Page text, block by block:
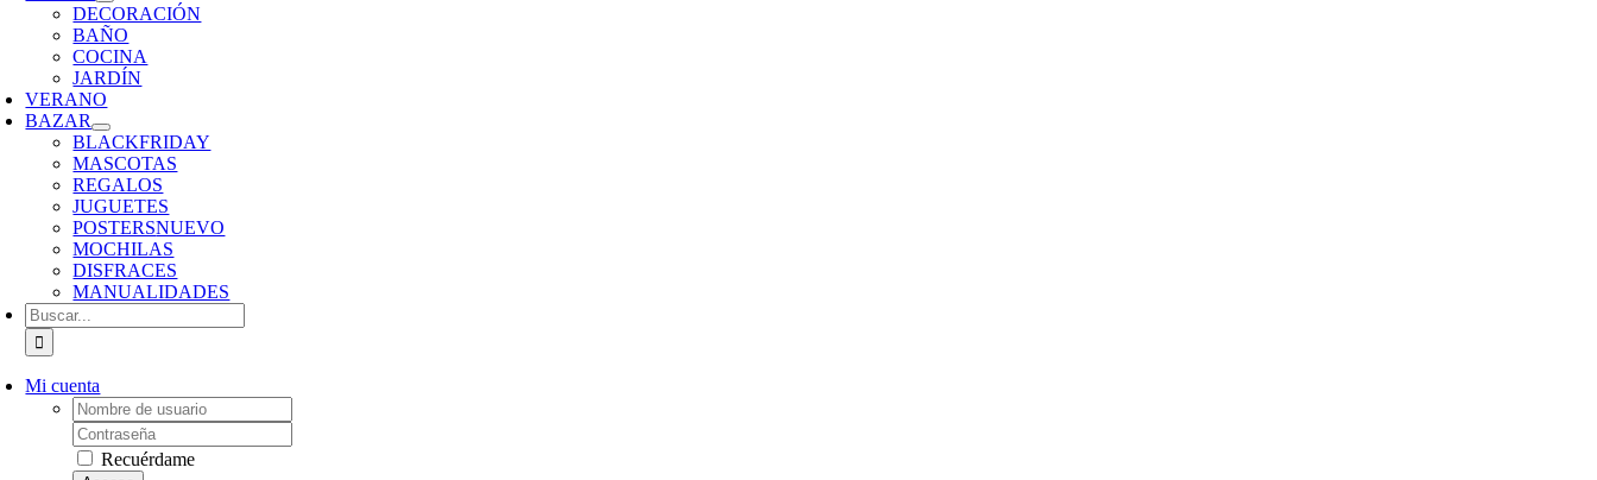
DECORACIÓN
BAÑO
COCINA
JARDÍN
VERANO
BAZAR
BLACKFRIDAY
MASCOTAS
REGALOS
JUGUETES
POSTERSNUEVO
MOCHILAS
DISFRACES
MANUALIDADES
Buscar:
Mi cuenta
Username:
Password:
Recuérdame